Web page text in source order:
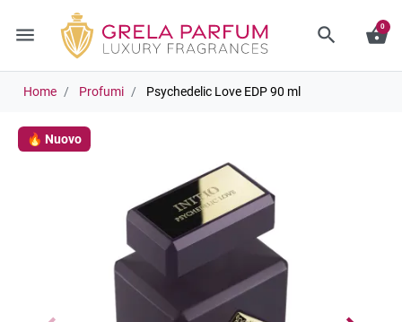
menu search shopping_basket
0
Home Profumi Psychedelic Love EDP 90 ml
🔥 Nuovo